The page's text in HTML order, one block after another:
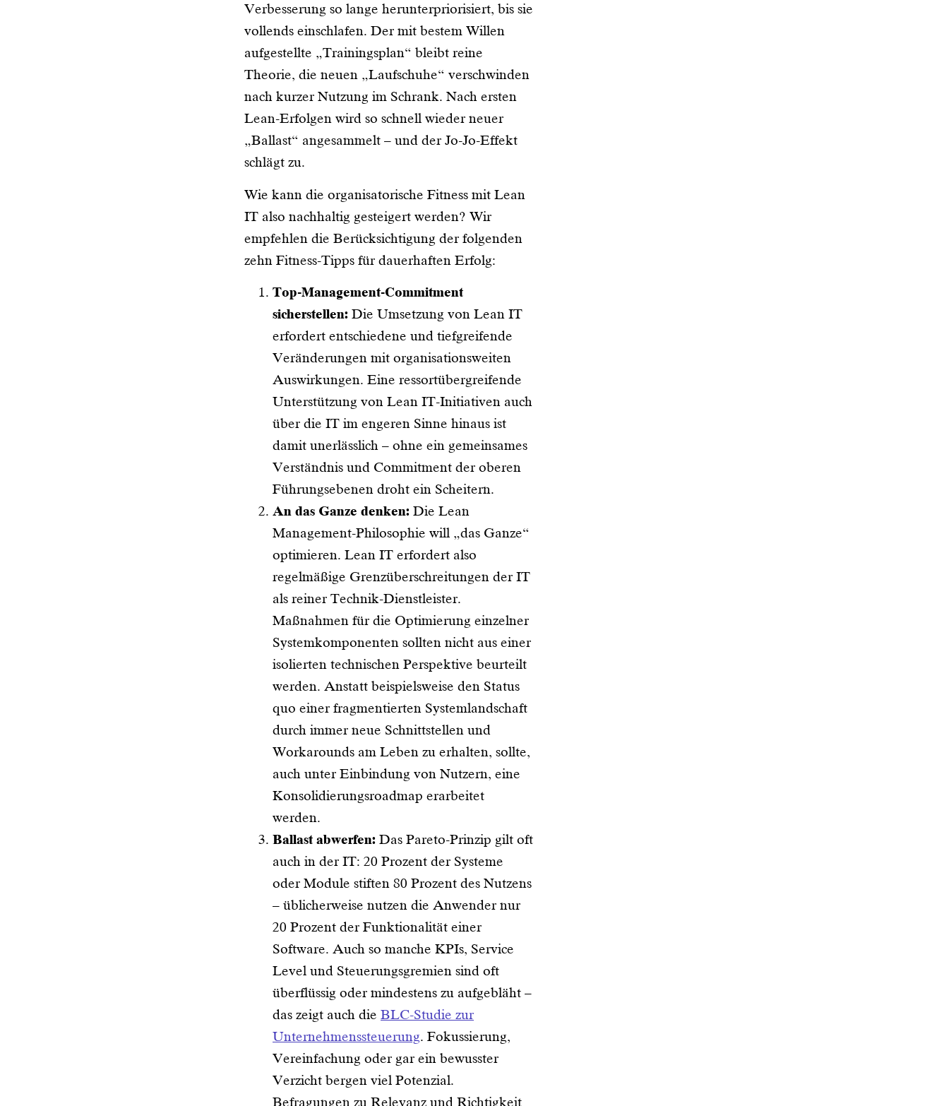
Verbesserung so lange herunterpriorisiert, bis sie
vollends einschlafen. Der mit bestem Willen
aufgestellte „Trainingsplan“ bleibt reine
Theorie, die neuen „Laufschuhe“ verschwinden
nach kurzer Nutzung im Schrank. Nach ersten
Lean-Erfolgen wird so schnell wieder neuer
„Ballast“ angesammelt – und der Jo-Jo-Effekt
schlägt zu.
Wie kann die organisatorische Fitness mit Lean
IT also nachhaltig gesteigert werden? Wir
empfehlen die Berücksichtigung der folgenden
zehn Fitness-Tipps für dauerhaften Erfolg:
Top-Management-Commitment
sicherstellen: Die Umsetzung von Lean IT
erfordert entschiedene und tiefgreifende
Veränderungen mit organisationsweiten
Auswirkungen. Eine ressortübergreifende
Unterstützung von Lean IT-Initiativen auch
über die IT im engeren Sinne hinaus ist
damit unerlässlich – ohne ein gemeinsames
Verständnis und Commitment der oberen
Führungsebenen droht ein Scheitern.
An das Ganze denken: Die Lean
Management-Philosophie will „das Ganze“
optimieren. Lean IT erfordert also
regelmäßige Grenzüberschreitungen der IT
als reiner Technik-Dienstleister.
Maßnahmen für die Optimierung einzelner
Systemkomponenten sollten nicht aus einer
isolierten technischen Perspektive beurteilt
werden. Anstatt beispielsweise den Status
quo einer fragmentierten Systemlandschaft
durch immer neue Schnittstellen und
Workarounds am Leben zu erhalten, sollte,
auch unter Einbindung von Nutzern, eine
Konsolidierungsroadmap erarbeitet
werden.
Ballast abwerfen: Das Pareto-Prinzip gilt oft
auch in der IT: 20 Prozent der Systeme
oder Module stiften 80 Prozent des Nutzens
– üblicherweise nutzen die Anwender nur
20 Prozent der Funktionalität einer
Software. Auch so manche KPIs, Service
Level und Steuerungsgremien sind oft
überflüssig oder mindestens zu aufgebläht –
das zeigt auch die BLC-Studie zur
Unternehmenssteuerung. Fokussierung,
Vereinfachung oder gar ein bewusster
Verzicht bergen viel Potenzial.
Befragungen zu Relevanz und Richtigkeit